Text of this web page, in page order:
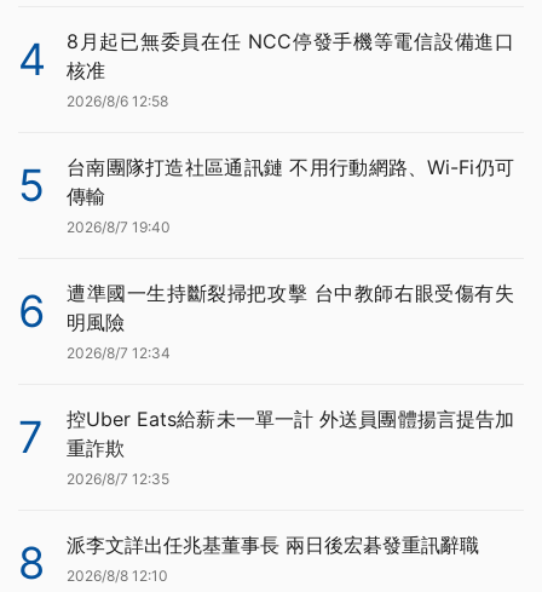
4
8月起已無委員在任 NCC停發手機等電信設備進口
核准
2026/8/6 12:58
5
台南團隊打造社區通訊鏈 不用行動網路、Wi-Fi仍可
傳輸
2026/8/7 19:40
6
遭準國一生持斷裂掃把攻擊 台中教師右眼受傷有失
明風險
2026/8/7 12:34
7
控Uber Eats給薪未一單一計 外送員團體揚言提告加
重詐欺
2026/8/7 12:35
8 派李文詳出任兆基董事長 兩日後宏碁發重訊辭職
2026/8/8 12:10